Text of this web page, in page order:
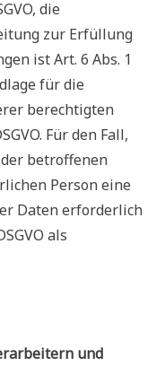
die
zur Erfüllung
ist Art. 6 Abs. 1
für die
berechtigten
Für den Fall,
betroffenen
Person eine
Daten erforderlich
als
und